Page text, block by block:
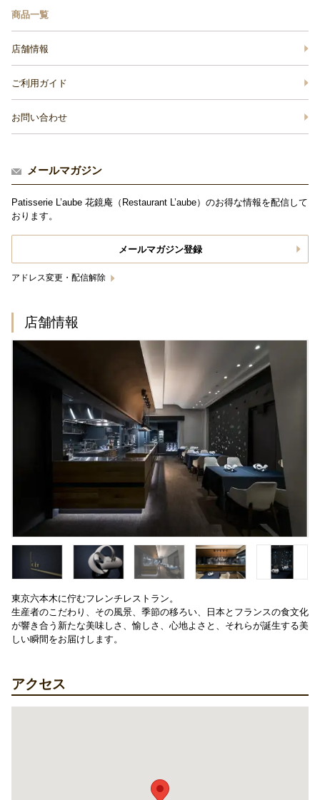
商品一覧
店舗情報
ご利用ガイド
お問い合わせ
メールマガジン
Patisserie L’aube 花鏡庵（Restaurant L’aube）のお得な情報を配信して
おります。
メールマガジン登録
アドレス変更・配信解除
店舗情報
東京六本木に佇むフレンチレストラン。
生産者のこだわり、その風景、季節の移ろい、日本とフランスの食文化
が響き合う新たな美味しさ、愉しさ、心地よさと、それらが誕生する美
しい瞬間をお届けします。
アクセス